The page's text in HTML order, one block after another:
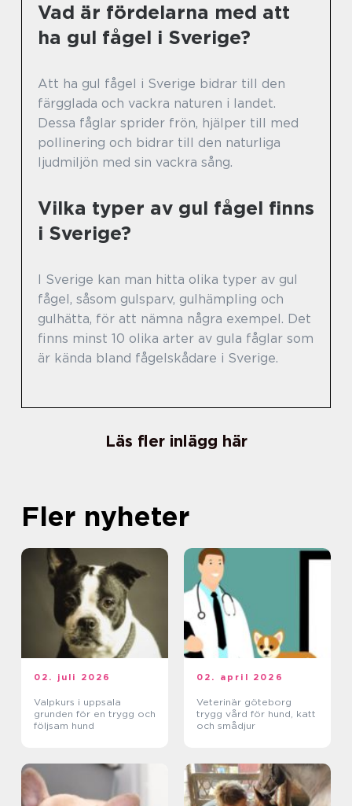
Vad är fördelarna med att
ha gul fågel i Sverige?
Att ha gul fågel i Sverige bidrar till den
färgglada och vackra naturen i landet.
Dessa fåglar sprider frön, hjälper till med
pollinering och bidrar till den naturliga
ljudmiljön med sin vackra sång.
Vilka typer av gul fågel finns
i Sverige?
I Sverige kan man hitta olika typer av gul
fågel, såsom gulsparv, gulhämpling och
gulhätta, för att nämna några exempel. Det
finns minst 10 olika arter av gula fåglar som
är kända bland fågelskådare i Sverige.
Läs fler inlägg här
Fler nyheter
02. juli 2026
Valpkurs i uppsala
grunden för en trygg och
följsam hund
02. april 2026
Veterinär göteborg
trygg vård för hund, katt
och smådjur